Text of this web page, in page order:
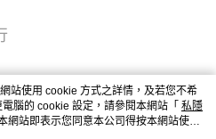
站使用 cookie 方式之詳情，及若您不希
腦的 cookie 設定，請參閱本網站「 私隱
網站即表示您同意本公司得按本網站使用